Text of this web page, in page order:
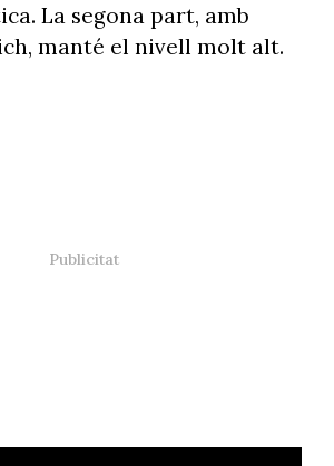
La segona part, amb
manté el nivell molt alt.